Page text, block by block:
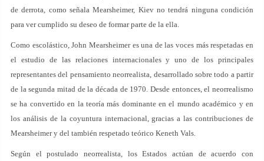
de derrota, como señala Mearsheimer, Kiev no tendrá ninguna condición
para ver cumplido su deseo de formar parte de la ella.
Como escolástico, John Mearsheimer es una de las voces más respetadas en
el estudio de las relaciones internacionales y uno de los principales
representantes del pensamiento neorrealista, desarrollado sobre todo a partir
de la segunda mitad de la década de 1970. Desde entonces, el neorrealismo
se ha convertido en la teoría más dominante en el mundo académico y en
los análisis de la coyuntura internacional, gracias a las contribuciones de
Mearsheimer y del también respetado teórico Keneth Vals.
Según el postulado neorrealista, los Estados actúan de acuerdo con